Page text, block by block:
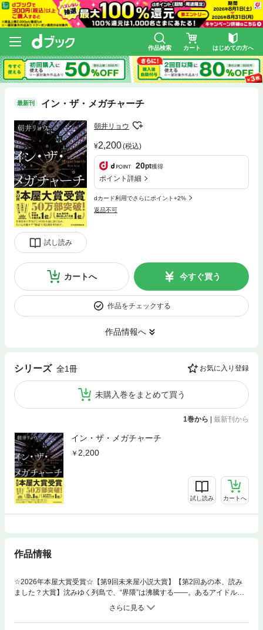
作品検索 カート はじめての方へ
最新刊 イン・ザ・メガチャーチ
試し読み
朝井リョウ
2,200(税込)
20pt獲得
ポイント詳細
dカード利用でさらにポイント+2%
返品不可
カートへ 今すぐ買う
作品をチェックする
作品情報へ
シリーズ 全1冊 お気に入り登録
未購入巻をまとめて買う
1巻から | 最新刊から
イン・ザ・メガチャーチ
2,200
試し読み カートへ
作品情報
☆2026年本屋大賞受賞☆【第9回未来屋小説大賞】【第2回あの本、読み
ました？大賞】沈みゆく列島で、“界隈”は沸騰する――。あるアイドルグ
ループの運営に参画することになった、家族と離れて暮らす男。内向的で
繊細な気質ゆえ積み重なる心労を癒やしたい大学生。仲間と楽しく舞台俳
優を応援していたが、とある報道で状況が一変する女。ファンダム経済を